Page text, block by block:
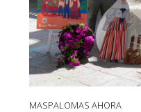
MASPALOMAS AHORA